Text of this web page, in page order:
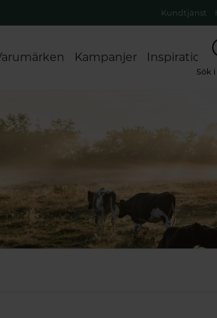
Kundtjänst
Kampanjer Inspiration
Sök